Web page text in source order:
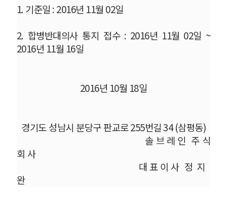
1.기준일 : 2016년 11월 02일
2. 합병반대의사 통지 접수: 2016년 11월 02일 ~
2016년 11월 16일
2016년 10월 18일
경기도 성남시 분당구 판교로255번길34 (삼평동)
솔 브 레 인 주 식
회 사
대 표 이 사 정 지
완